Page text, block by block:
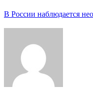
В России наблюдается